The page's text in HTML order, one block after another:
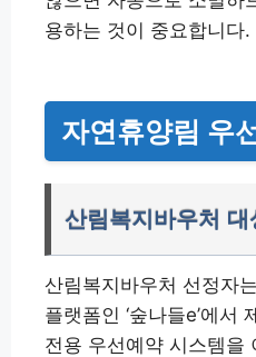
용하는 것이 중요합니다.
자연휴양림 우
산림복지바우처
산림복지바우처 선정자
플랫폼인 ‘숲나들e’에서
전용 우선예약 시스템을